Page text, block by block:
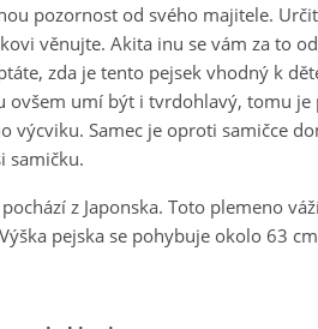
pozornost od svého majitele.
věnujte. Akita inu se vám za to
zda je tento pejsek vhodný k
ovšem umí být i tvrdohlavý, tomu
výcviku. Samec je oproti samičce
samičku.
z Japonska. Toto plemeno
pejska se pohybuje okolo 63